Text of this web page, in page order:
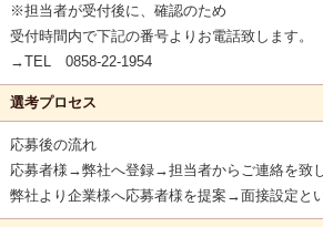
※担当者が受付後に、確認のため
受付時間内で下記の番号よりお電話致します。
→TEL 0858-22-1954
選考プロセス
応募後の流れ
応募者様→弊社へ登録→担当者からご連絡を致
弊社より企業様へ応募者様を提案→面接設定と